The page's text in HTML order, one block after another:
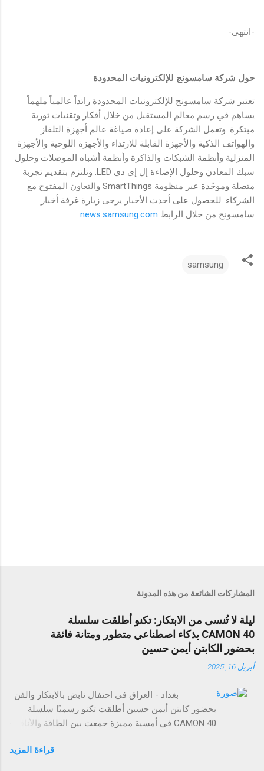
-انتهى-
حول شركة سامسونج للإلكترونيات المحدودة
تعتبر شركة سامسونج للإلكترونيات المحدودة رائداً عالمياً ملهماً
يساهم في رسم معالم المستقبل من خلال أفكار وتقنيات ثورية
مبتكرة. وتعمل الشركة على إعادة صياغة عالم أجهزة التلفاز
والهواتف الذكية والأجهزة القابلة للارتداء والأجهزة اللوحية والأجهزة
المنزلية وأنظمة الشبكات والذاكرة وأنظمة أشباه الموصلات وحلول
سبك المعادن وحلول الإضاءة إل إي دي LED. وتلتزم بتقديم تجربة
متصلة وموحّدة عبر منظومة SmartThings والتعاون المفتوح مع
الشركاء. للحصول على أحدث الأخبار يرجى زيارة غرفة أخبار
سامسونج من خلال الرابط news.samsung.com
samsung
المشاركات الشائعة من هذه المدونة
ليلة لا تُنسى من الابتكار: تكنو أطلقت سلسلة
CAMON 40 بذكاء اصطناعي متطور ومتانة فائقة
بحضور الكابتن أيمن حسين
أبريل 16, 2025
بغداد - العراق في احتفال نابض بالابتكار والفن
بحضور كابتن أيمن حسين أطلقت تكنو رسميًا سلسلة
CAMON 40 في أمسية مميزة جمعت بين الطاقة والأناقة
الإعلام، والمؤثرين في مجال التقنية، وضيوف مميزون
لاستكشاف مستقبل تصوير الهواتف الذكية. تضم سلسلة
قراءة المزيد